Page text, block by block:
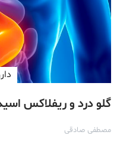
گلو درد و ریفلاکس
مصطفی صادقی